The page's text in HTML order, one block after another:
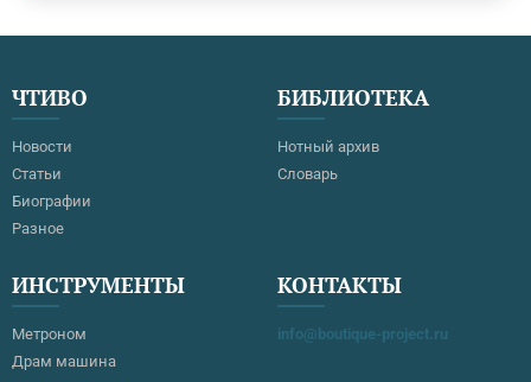
классической музыкой, является вопрос о том, помогает ли
ищут произведения Вольфганга Амадея Моцарта,…
ЧТИВО
Новости
Статьи
Биографии
Разное
БИБЛИОТЕКА
Нотный архив
Словарь
ИНСТРУМЕНТЫ
Метроном
Драм машина
КОНТАКТЫ
info@boutique-project.ru